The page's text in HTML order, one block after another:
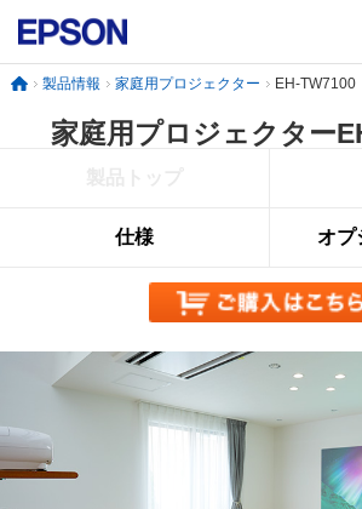
製品情報 家庭用プロジェクター EH-TW7100
家庭用プロジェクター
仕様 オプ